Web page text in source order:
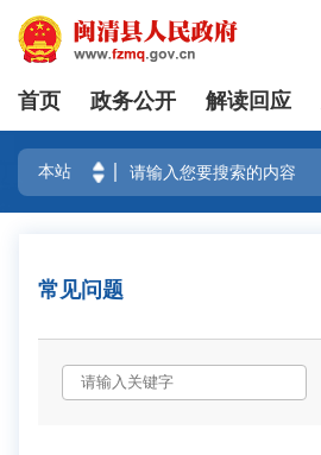
首页 政务公开 解读回应
常见问题